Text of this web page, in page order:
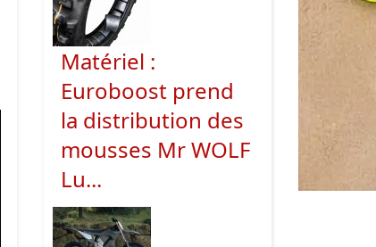
Matériel :
Euroboost prend
la distribution des
mousses Mr WOLF
Lu...